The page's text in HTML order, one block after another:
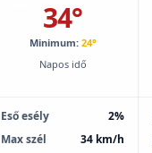
34°
Minimum: 24°
Napos idő
Eső esély
2%
Max szél
34 km/h